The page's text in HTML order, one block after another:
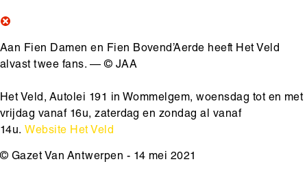
Aan Fien Damen en Fien Bovend’Aerde heeft Het Veld
alvast twee fans. — © JAA
Het Veld, Autolei 191 in Wommelgem, woensdag tot en met
vrijdag vanaf 16u, zaterdag en zondag al vanaf
14u. Website Het Veld
© Gazet Van Antwerpen - 14 mei 2021